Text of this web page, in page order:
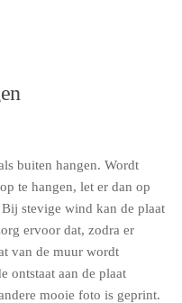
buiten hangen. Wordt
te hangen, let er dan op
stevige wind kan de plaat
ervoor dat, zodra er
van de muur wordt
ontstaat aan de plaat
mooie foto is geprint.